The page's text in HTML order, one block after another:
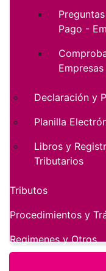
Pago -
Empresas
Declaración y
Planilla
Libros y
Tributarios
Tributos
Procedimientos y
Regimenes y Otros